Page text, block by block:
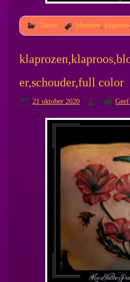
Tattoo bloemen, klaproos,
er,schouder,full color
21 oktober 2020